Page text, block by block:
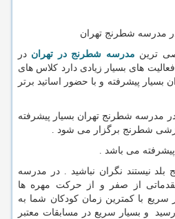
مدرسه شطرنج تهران
ترین مدرسه شطرنج در تهران در
های بسیار زیادی دارد کلاس های
پیشرفته و با حضور اساتید برتر
شطرنج تهران بسیار پیشرفته
شطرنج برگزار می شود .
می باشد .
نیستند نگران نباشید . در مدرسه
از صفر و از حرکت مهره ها
با کمترین زمان کودکان شما به
و بسیار سریع در مسابقات معتبر